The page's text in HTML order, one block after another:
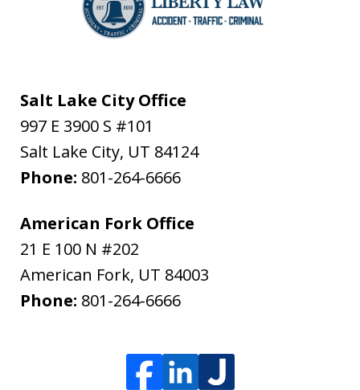
Salt Lake City Office
997 E 3900 S #101
Salt Lake City, UT 84124
Phone: 801-264-6666
American Fork Office
21 E 100 N #202
American Fork, UT 84003
Phone: 801-264-6666